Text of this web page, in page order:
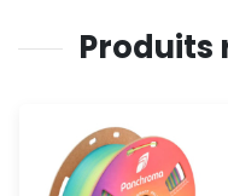
Produits